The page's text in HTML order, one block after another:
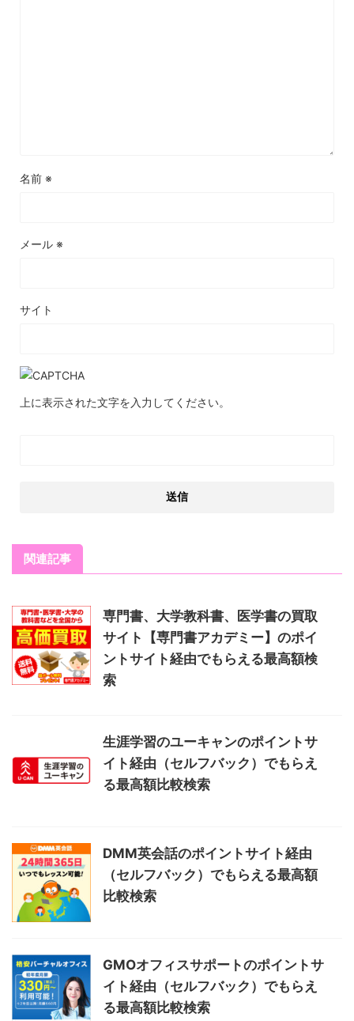
名前 ※
メール ※
サイト
上に表示された文字を入力してください。
関連記事
専門書、大学教科書、医学書の買取
サイト【専門書アカデミー】のポイ
ントサイト経由でもらえる最高額検
索
生涯学習のユーキャンのポイントサ
イト経由（セルフバック）でもらえ
る最高額比較検索
DMM英会話のポイントサイト経由
（セルフバック）でもらえる最高額
比較検索
GMOオフィスサポートのポイントサ
イト経由（セルフバック）でもらえ
る最高額比較検索